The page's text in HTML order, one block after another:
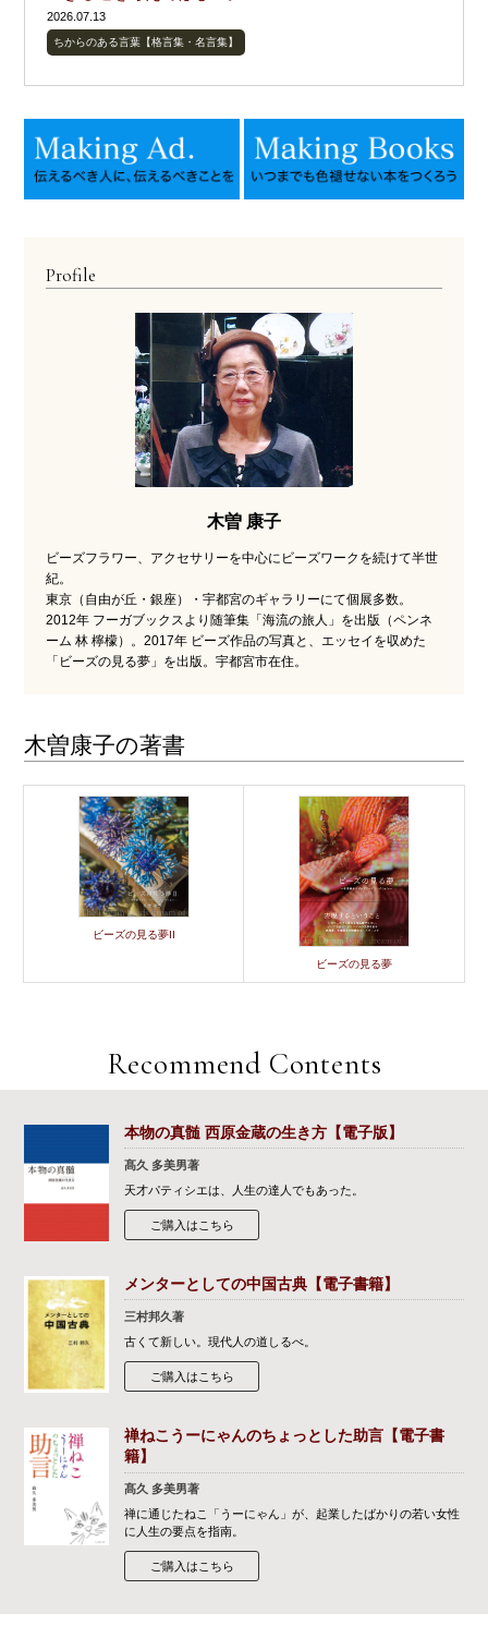
2026.07.13
ちからのある言葉【格言集・名言集】
Profile
木曽 康子
ビーズフラワー、アクセサリーを中心にビーズワークを続けて半世
紀。
東京（自由が丘・銀座）・宇都宮のギャラリーにて個展多数。
2012年 フーガブックスより随筆集「海流の旅人」を出版（ペンネ
ーム 林 檸檬）。2017年 ビーズ作品の写真と、エッセイを収めた
「ビーズの見る夢」を出版。宇都宮市在住。
木曽康子の著書
ビーズの見る夢II
ビーズの見る夢
Recommend Contents
本物の真髄 西原金蔵の生き方【電子版】
髙久 多美男著
天才パティシエは、人生の達人でもあった。
ご購入はこちら
メンターとしての中国古典【電子書籍】
三村邦久著
古くて新しい。現代人の道しるべ。
ご購入はこちら
禅ねこうーにゃんのちょっとした助言【電子書
籍】
髙久 多美男著
禅に通じたねこ「うーにゃん」が、起業したばかりの若い女性
に人生の要点を指南。
ご購入はこちら